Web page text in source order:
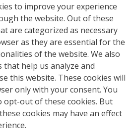
to improve your experience
the website. Out of these
are categorized as necessary
as they are essential for the
of the website. We also
help us analyze and
this website. These cookies will
only with your consent. You
opt-out of these cookies. But
cookies may have an effect